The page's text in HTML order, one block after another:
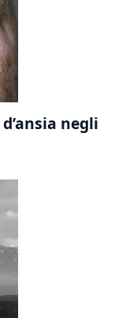
negli